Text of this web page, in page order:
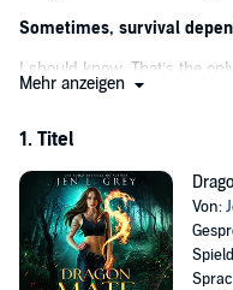
Sometimes, survival
I should know. That’s the
into a prestigious university
Until I see Egan.
He’s sexy, mysterious, and
invokes feelings I don’t
Mehr anzeigen
1. Titel
Von: